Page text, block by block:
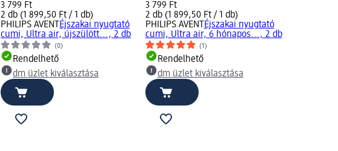
3 799 Ft
2 db (1 899,50 Ft / 1 db)
PHILIPS AVENT Éjszakai nyugtató
cumi, Ultra air, újszülött..., 2 db
(0)
Rendelhető
dm üzlet kiválasztása
3 799 Ft
2 db (1 899,50 Ft / 1 db)
PHILIPS AVENT Éjszakai nyugtató
cumi, Ultra air, 6 hónapos..., 2 db
(1)
Rendelhető
dm üzlet kiválasztása